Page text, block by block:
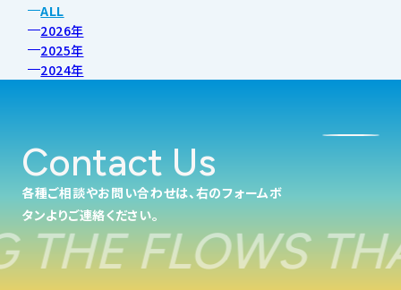
ALL
2026年
2025年
2024年
Contact Us
各種ご相談やお問い合わせは、右のフォームボ
タンよりご連絡ください。
FLOWS